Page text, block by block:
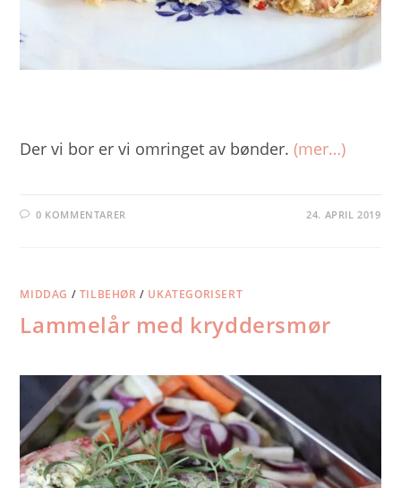
Der vi bor er vi omringet av bønder.(mer…)
0 KOMMENTARER 24. APRIL 2019
MIDDAG / TILBEHØR / UKATEGORISERT
Lammelår med kryddersmør